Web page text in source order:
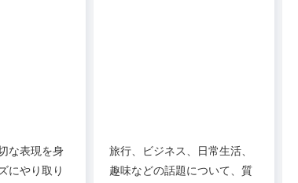
な表現を身
にやり取り
旅行、ビジネス、日常生活、
趣味などの話題について、質